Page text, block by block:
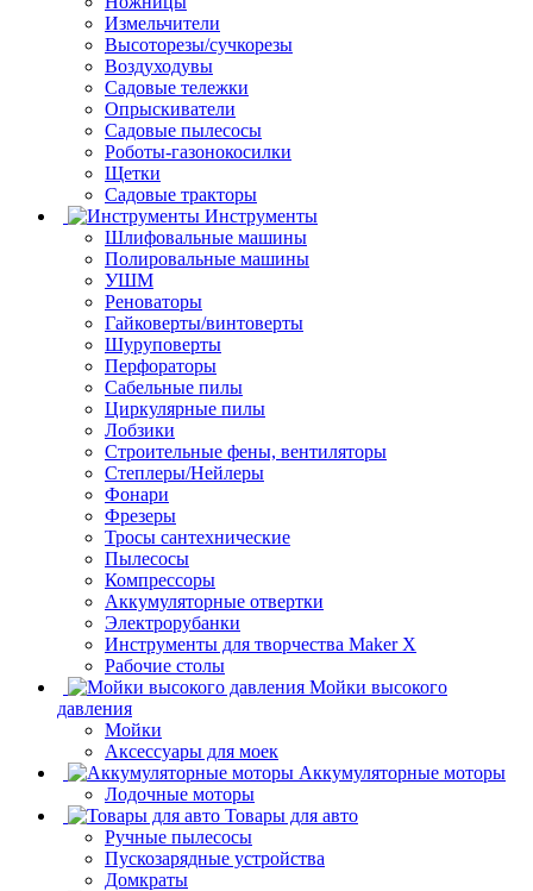
Измельчители
Высоторезы/сучкорезы
Воздуходувы
Садовые тележки
Опрыскиватели
Садовые пылесосы
Роботы-газонокосилки
Щетки
Садовые тракторы
Инструменты
Шлифовальные машины
Полировальные машины
УШМ
Реноваторы
Гайковерты/винтоверты
Шуруповерты
Перфораторы
Сабельные пилы
Циркулярные пилы
Лобзики
Строительные фены, вентиляторы
Степлеры/Нейлеры
Фонари
Фрезеры
Тросы сантехнические
Пылесосы
Компрессоры
Аккумуляторные отвертки
Электрорубанки
Инструменты для творчества Maker X
Рабочие столы
Мойки высокого
давления
Мойки
Аксессуары для моек
Аккумуляторные моторы
Лодочные моторы
Товары для авто
Ручные пылесосы
Пускозарядные устройства
Домкраты